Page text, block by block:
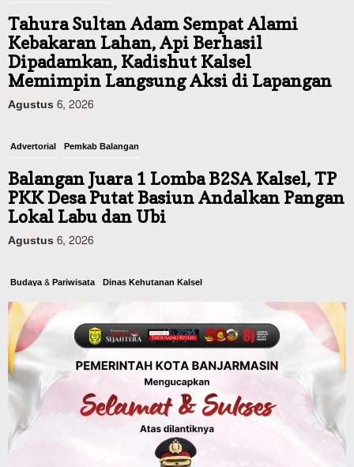
Tahura Sultan Adam Sempat Alami
Kebakaran Lahan, Api Berhasil
Dipadamkan, Kadishut Kalsel
Memimpin Langsung Aksi di Lapangan
Agustus 6, 2026
Advertorial Pemkab Balangan
Balangan Juara 1 Lomba B2SA Kalsel, TP
PKK Desa Putat Basiun Andalkan Pangan
Lokal Labu dan Ubi
Agustus 6, 2026
Budaya & Pariwisata Dinas Kehutanan Kalsel
Objek Wisata Tahura Mandiangin
Ditutup Sementara, Antisipasi
Kebarakan Hutan
Agustus 6, 2026
Kalsel
Kolaborasi dengan DLH Kalsel,